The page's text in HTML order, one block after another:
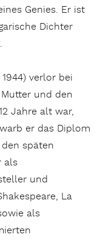
Genies. Er ist
Dichter
verlor bei
und den
Jahre alt war,
er das Diplom
späten
als
und
La
als